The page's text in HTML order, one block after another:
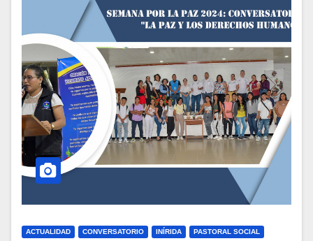
ACTUALIDAD CONVERSATORIO INÍRIDA PASTORAL SOCIAL